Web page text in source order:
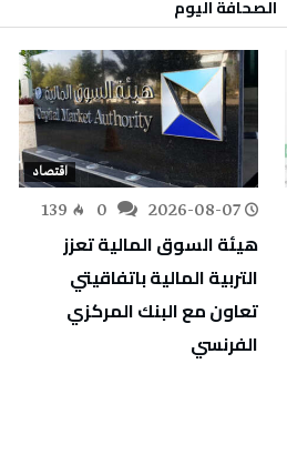
اقتصاد
2026-08-07
139
هيئة السوق المالية تعزز
التربية المالية باتفاقيتي
تعاون مع البنك المركزي
الفرنسي